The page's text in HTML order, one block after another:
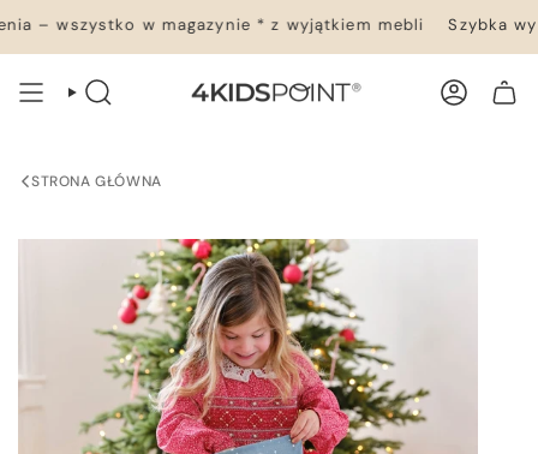
do
treści
– wszystko w magazynie * z wyjątkiem mebli Szybka
WYSZUKIWANIE KONTO
STRONA GŁÓWNA